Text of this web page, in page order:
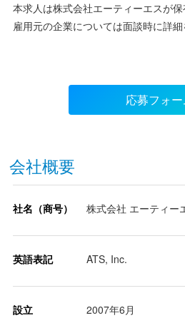
本求人は株式会社エーティーエスが保
雇用元の企業については面談時に詳細
応募フォ
会社概要
社名（商号） 株式会社 エーティー
英語表記 ATS, Inc.
設立 2007年6月